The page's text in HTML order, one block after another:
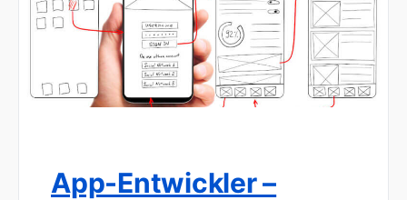
App-Entwickler –